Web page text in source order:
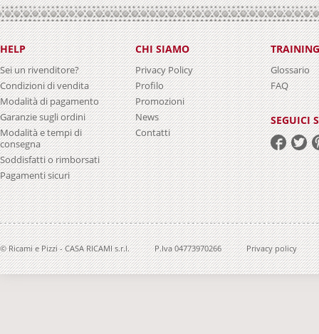
HELP
Sei un rivenditore?
Condizioni di vendita
Modalità di pagamento
Garanzie sugli ordini
Modalità e tempi di
consegna
Soddisfatti o rimborsati
Pagamenti sicuri
CHI SIAMO
Privacy Policy
Profilo
Promozioni
News
Contatti
TRAINING
Glossario
FAQ
SEGUICI
© Ricami e Pizzi - CASA RICAMI s.r.l. P.Iva 04773970266 Privacy policy